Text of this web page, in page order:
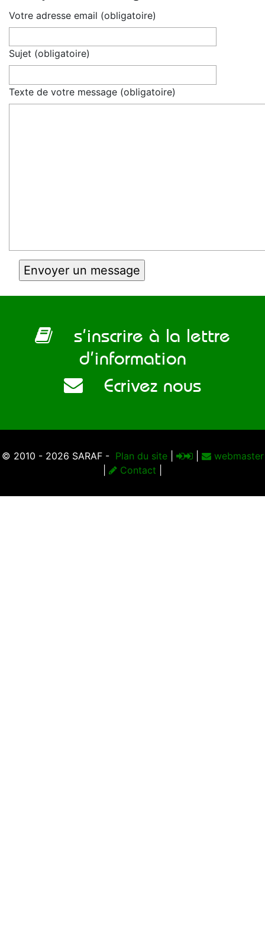
Votre adresse email (obligatoire)
Sujet (obligatoire)
Texte de votre message (obligatoire)
s’inscrire à la lettre
d’information
Ecrivez nous
© 2010 - 2026 SARAF - Plan du site|
webmaster
Contact